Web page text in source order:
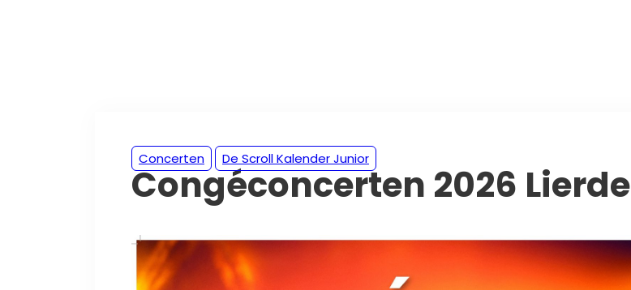
Concerten De Scroll Kalender Junior
Congéconcerten 2026 Lierde